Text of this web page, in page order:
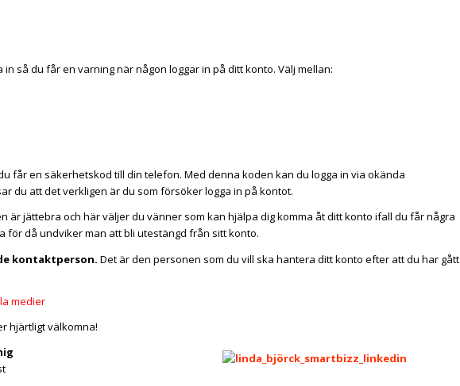
in så du får en varning när någon loggar in på ditt konto. Välj mellan:
får en säkerhetskod till din telefon. Med denna koden kan du logga in via okända
du att det verkligen är du som försöker logga in på kontot.
är jättebra och här väljer du vänner som kan hjälpa dig komma åt ditt konto ifall du får några
för då undviker man att bli utestängd från sitt konto.
kontaktperson. Det är den personen som du vill ska hantera ditt konto efter att du har gått
medier
hjärtligt välkomna!